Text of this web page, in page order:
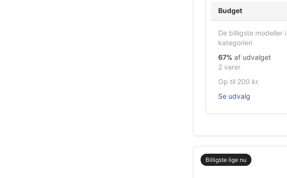
Budget
De billigste modeller i
kategorien
67% af udvalget
2 varer
Op til 200 kr.
Se udvalg
Billigste lige nu